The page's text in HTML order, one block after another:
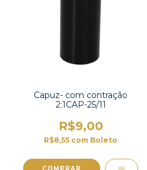
Capuz- com contração
2:1CAP-25/11
R$9,00
R$8,55 com Boleto
COMPRAR